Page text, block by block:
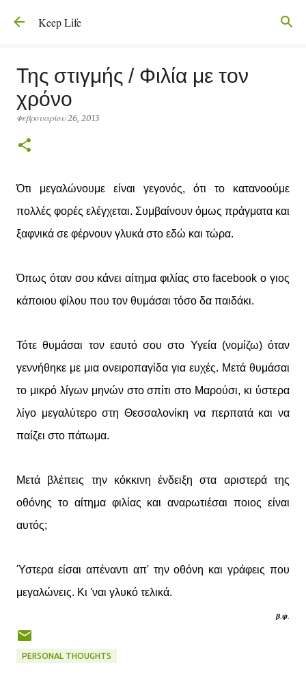
Μετάβαση στο κύριο περιεχόμενο
Keep Life
Της στιγμής / Φιλία με τον
χρόνο
Φεβρουαρίου 26, 2013
Ότι μεγαλώνουμε είναι γεγονός, ότι το κατανοούμε
πολλές φορές ελέγχεται. Συμβαίνουν όμως πράγματα και
ξαφνικά σε φέρνουν γλυκά στο εδώ και τώρα.
Όπως όταν σου κάνει αίτημα φιλίας στο facebook ο γιος
κάποιου φίλου που τον θυμάσαι τόσο δα παιδάκι.
Τότε θυμάσαι τον εαυτό σου στο Υγεία (νομίζω) όταν
γεννήθηκε με μια ονειροπαγίδα για ευχές. Μετά θυμάσαι
το μικρό λίγων μηνών στο σπίτι στο Μαρούσι, κι ύστερα
λίγο μεγαλύτερο στη Θεσσαλονίκη να περπατά και να
παίζει στο πάτωμα.
Μετά βλέπεις την κόκκινη ένδειξη στα αριστερά της
οθόνης το αίτημα φιλίας και αναρωτιέσαι ποιος είναι
αυτός;
Ύστερα είσαι απέναντι απ' την οθόνη και γράφεις που
μεγαλώνεις. Κι 'ναι γλυκό τελικά.
β.ψ.
PERSONAL THOUGHTS